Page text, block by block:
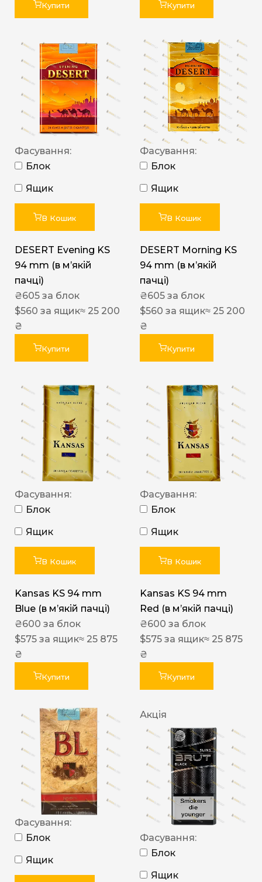
Купити Купити
Фасування:
Блок
Ящик
В Кошик
DESERT Evening KS
94 mm (в мʼякій
пачці)
₴605 за блок
$560 за ящик≈ 25 200
₴
Купити
Фасування:
Блок
Ящик
В Кошик
DESERT Morning KS
94 mm (в мʼякій
пачці)
₴605 за блок
$560 за ящик≈ 25 200
₴
Купити
Фасування:
Блок
Ящик
В Кошик
Kansas KS 94 mm
Blue (в мʼякій пачці)
₴600 за блок
$575 за ящик≈ 25 875
₴
Купити
Фасування:
Блок
Ящик
В Кошик
Kansas KS 94 mm
Red (в мʼякій пачці)
₴600 за блок
$575 за ящик≈ 25 875
₴
Купити
Фасування:
Блок
Ящик
Акція
Фасування:
Блок
Ящик